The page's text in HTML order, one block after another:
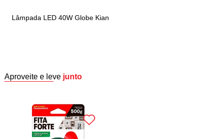
Lâmpada LED 40W Globe Kian
Aproveite e leve junto